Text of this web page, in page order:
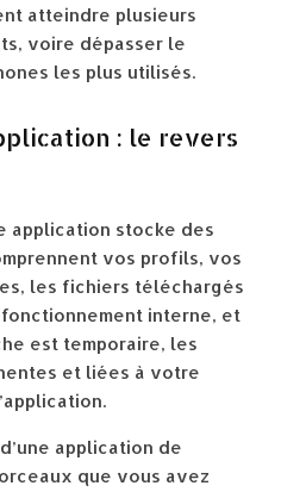
atteindre plusieurs
voire dépasser le
les plus utilisés.
: le revers
application stocke des
vos profils, vos
les fichiers téléchargés
interne, et
est temporaire, les
et liées à votre
application de
que vous avez